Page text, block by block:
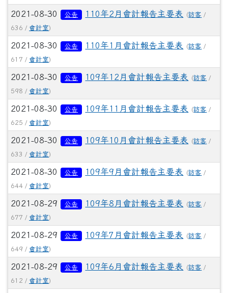
2021-08-30 公告 110年2月會計報告主要表 (訪客 /
636 / 會計室)
2021-08-30 公告 110年1月會計報告主要表 (訪客 /
617 / 會計室)
2021-08-30 公告 109年12月會計報告主要表 (訪客 /
598 / 會計室)
2021-08-30 公告 109年11月會計報告主要表 (訪客 /
625 / 會計室)
2021-08-30 公告 109年10月會計報告主要表 (訪客 /
633 / 會計室)
2021-08-30 公告 109年9月會計報告主要表 (訪客 /
644 / 會計室)
2021-08-29 公告 109年8月會計報告主要表 (訪客 /
677 / 會計室)
2021-08-29 公告 109年7月會計報告主要表 (訪客 /
649 / 會計室)
2021-08-29 公告 109年6月會計報告主要表 (訪客 /
612 / 會計室)